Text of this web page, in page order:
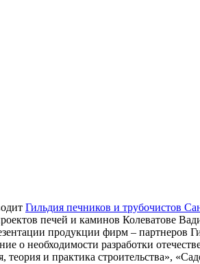
Гильдия печников и трубочистов
печей и каминов Колеватове
продукции фирм – партнеров
о необходимости разработки
и практика строительства»,